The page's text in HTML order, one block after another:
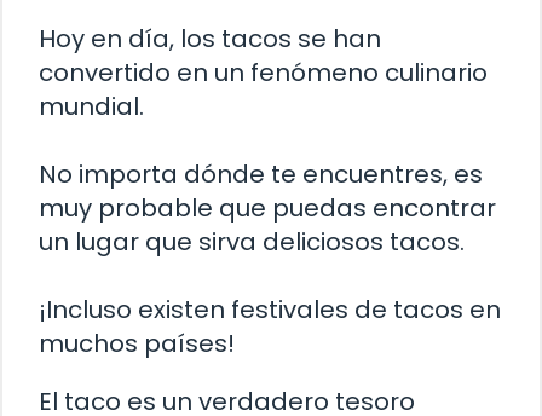
Hoy en día, los tacos se han
convertido en un fenómeno culinario
mundial.
No importa dónde te encuentres, es
muy probable que puedas encontrar
un lugar que sirva deliciosos tacos.
¡Incluso existen festivales de tacos en
muchos países!
El taco es un verdadero tesoro